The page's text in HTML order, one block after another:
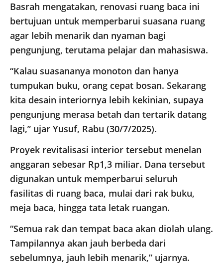
Basrah mengatakan, renovasi ruang baca ini
bertujuan untuk memperbarui suasana ruang
agar lebih menarik dan nyaman bagi
pengunjung, terutama pelajar dan mahasiswa.
“Kalau suasananya monoton dan hanya
tumpukan buku, orang cepat bosan. Sekarang
kita desain interiornya lebih kekinian, supaya
pengunjung merasa betah dan tertarik datang
lagi,” ujar Yusuf, Rabu (30/7/2025).
Proyek revitalisasi interior tersebut menelan
anggaran sebesar Rp1,3 miliar. Dana tersebut
digunakan untuk memperbarui seluruh
fasilitas di ruang baca, mulai dari rak buku,
meja baca, hingga tata letak ruangan.
“Semua rak dan tempat baca akan diolah ulang.
Tampilannya akan jauh berbeda dari
sebelumnya, jauh lebih menarik,” ujarnya.